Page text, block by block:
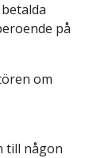
på
om
till någon